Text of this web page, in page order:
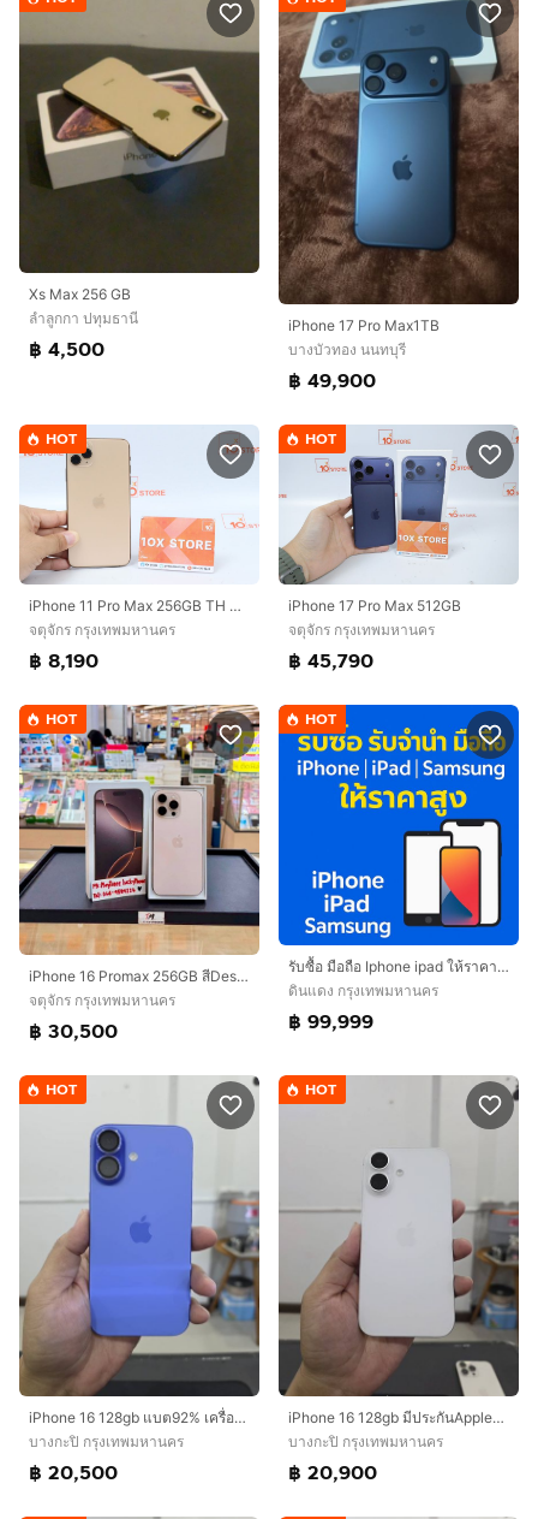
Xs Max 256 GB
ลำลูกกา ปทุมธานี
฿ 4,500
iPhone 17 Pro Max1TB
บางบัวทอง นนทบุรี
฿ 49,900
HOT
iPhone 11 Pro Max 256GB TH Batt72
จตุจักร กรุงเทพมหานคร
฿ 8,190
HOT
iPhone 17 Pro Max 512GB
จตุจักร กรุงเทพมหานคร
฿ 45,790
HOT
iPhone 16 Promax 256GB สีDesert สวยมากๆ
จตุจักร กรุงเทพมหานคร
฿ 30,500
HOT
รับซื้อ มือถือ Iphone ipad ให้ราคาสูง
ดินแดง กรุงเทพมหานคร
฿ 99,999
HOT
iPhone 16 128gb แบต92% เครื่องศูนย์ไทยเดิมๆ
บางกะปิ กรุงเทพมหานคร
฿ 20,500
HOT
iPhone 16 128gb มีประกันAppleCare+ 22 กันยา 2570
บางกะปิ กรุงเทพมหานคร
฿ 20,900